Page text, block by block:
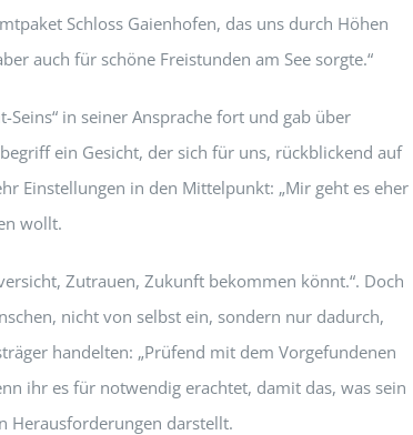
Schloss Gaienhofen, das uns durch Höhen
auch für schöne Freistunden am See sorgte.“
in seiner Ansprache fort und gab über
ein Gesicht, der sich für uns, rückblickend auf
Einstellungen in den Mittelpunkt: „Mir geht es eher
wollt.
Zutrauen, Zukunft bekommen könnt.“. Doch
nicht von selbst ein, sondern nur dadurch,
handelten: „Prüfend mit dem Vorgefundenen
ihr es für notwendig erachtet, damit das, was sein
Herausforderungen darstellt.